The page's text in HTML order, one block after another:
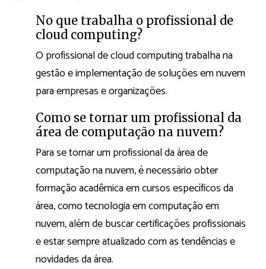
No que trabalha o profissional de
cloud computing?
O profissional de cloud computing trabalha na
gestão e implementação de soluções em nuvem
para empresas e organizações.
Como se tornar um profissional da
área de computação na nuvem?
Para se tornar um profissional da área de
computação na nuvem, é necessário obter
formação acadêmica em cursos específicos da
área, como tecnologia em computação em
nuvem, além de buscar certificações profissionais
e estar sempre atualizado com as tendências e
novidades da área.